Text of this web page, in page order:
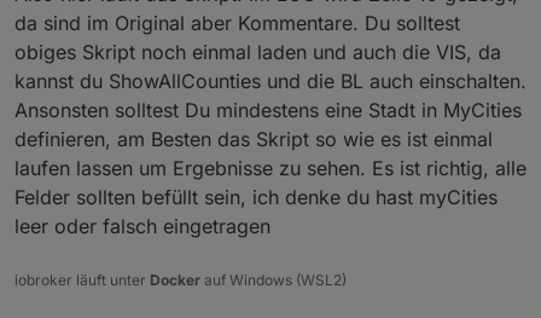
javascript.0	2020-11-19 21:01:09.816
javascript.0	2020-11-19 21:01:09.816
javascript.0	2020-11-19 21:01:09.816
javascript.0	2020-11-19 21:01:09.815
javascript.0	2020-11-19 21:01:09.815
javascript.0	2020-11-19 21:01:09.815
javascript.0	2020-11-19 21:01:09.815
javascript.0	2020-11-19 21:01:09.815
javascript.0	2020-11-19 21:01:09.815
javascript.0	2020-11-19 21:01:09.815
javascript.0	2020-11-19 21:01:09.814
da sind im Original aber Kommentare. Du solltest
obiges Skript noch einmal laden und auch die VIS, da
kannst du ShowAllCounties und die BL auch einschalten.
Ansonsten solltest Du mindestens eine Stadt in MyCities
definieren, am Besten das Skript so wie es ist einmal
laufen lassen um Ergebnisse zu sehen. Es ist richtig, alle
Felder sollten befüllt sein, ich denke du hast myCities
leer oder falsch eingetragen
iobroker läuft unter Docker auf Windows (WSL2)